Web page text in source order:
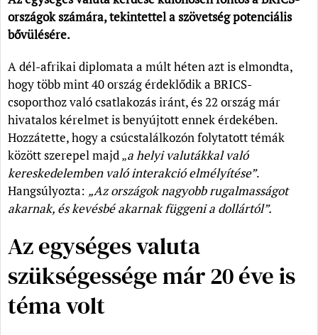
országok számára, tekintettel a szövetség potenciális
bővülésére.
A dél-afrikai diplomata a múlt héten azt is elmondta,
hogy több mint 40 ország érdeklődik a BRICS-
csoporthoz való csatlakozás iránt, és 22 ország már
hivatalos kérelmet is benyújtott ennek érdekében.
Hozzátette, hogy a csúcstalálkozón folytatott témák
között szerepel majd „a helyi valutákkal való
kereskedelemben való interakció elmélyítése”.
Hangsúlyozta: „Az országok nagyobb rugalmasságot
akarnak, és kevésbé akarnak függeni a dollártól”.
Az egységes valuta
szükségessége már 20 éve is
téma volt